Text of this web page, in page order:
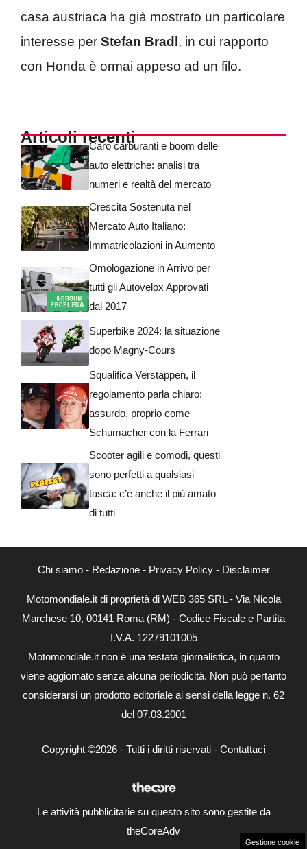
casa austriaca ha già mostrato un particolare
interesse per Stefan Bradl , in cui rapporto
con Honda è ormai appeso ad un filo.
Articoli recentiCaro carburanti e boom delle
auto elettriche: analisi tra
numeri e realtà del mercato
Crescita Sostenuta nel
Mercato Auto Italiano:
Immatricolazioni in Aumento
Omologazione in Arrivo per
tutti gli Autovelox Approvati
dal 2017
Superbike 2024: la situazione
dopo Magny-Cours
Squalifica Verstappen, il
regolamento parla chiaro:
assurdo, proprio come
Schumacher con la Ferrari
Scooter agili e comodi, questi
sono perfetti a qualsiasi
tasca: c’è anche il più amato
di tutti
Chi siamo- Redazione- Privacy Policy- Disclaimer
Motomondiale.it di proprietà di WEB 365 SRL - Via Nicola
Marchese 10, 00141 Roma (RM) - Codice Fiscale e Partita
I.V.A. 12279101005
Motomondiale.it non è una testata giornalistica, in quanto
viene aggiornato senza alcuna periodicità. Non può pertanto
considerarsi un prodotto editoriale ai sensi della legge n. 62
del 07.03.2001
Copyright ©2026 - Tutti i diritti riservati - Contattaci
Le attività pubblicitarie su questo sito sono gestite da
theCoreAdv
Gestione cookie